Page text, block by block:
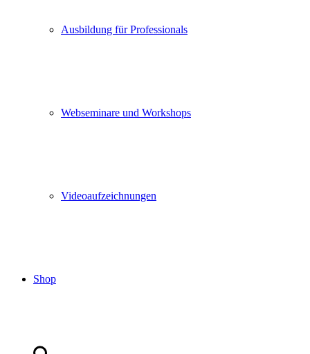
Ausbildung für Professionals
Webseminare und Workshops
Videoaufzeichnungen
Shop